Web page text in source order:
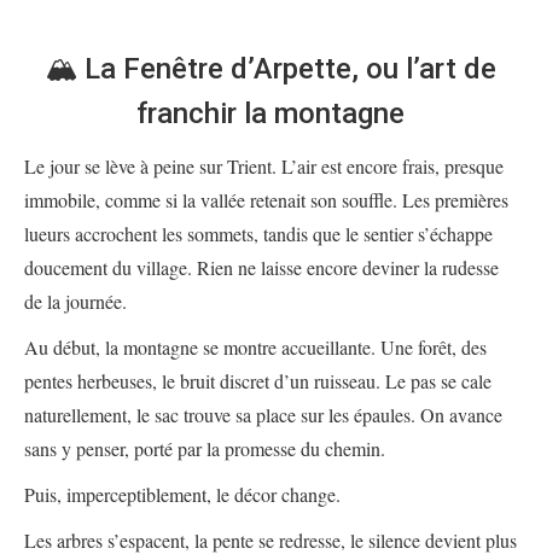
🏔️ La Fenêtre d’Arpette, ou l’art de
franchir la montagne
Le jour se lève à peine sur Trient. L’air est encore frais, presque
immobile, comme si la vallée retenait son souffle. Les premières
lueurs accrochent les sommets, tandis que le sentier s’échappe
doucement du village. Rien ne laisse encore deviner la rudesse
de la journée.
Au début, la montagne se montre accueillante. Une forêt, des
pentes herbeuses, le bruit discret d’un ruisseau. Le pas se cale
naturellement, le sac trouve sa place sur les épaules. On avance
sans y penser, porté par la promesse du chemin.
Puis, imperceptiblement, le décor change.
Les arbres s’espacent, la pente se redresse, le silence devient plus